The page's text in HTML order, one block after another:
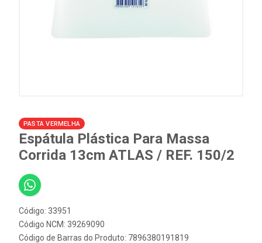
PASTA VERMELHA
Espátula Plástica Para Massa
Corrida 13cm ATLAS / REF. 150/2
Código: 33951
Código NCM: 39269090
Código de Barras do Produto: 7896380191819